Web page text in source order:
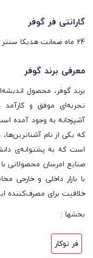
گارانتی فر گوفر
24 ماه ضمانت هدیکا سنتر گوفر
معرفی برند گوفر
برند گوفر، محصول
تجربه‌ای موفق و
آشپزخانه به وجود آمده
که یکی از نام
است که به پشتوانه‌ی
صنایع امرسان محصولاتی
با بازار داخلی و خارجی
خلاقیت برای مصرف‌کننده
بخشها :
فر توکار